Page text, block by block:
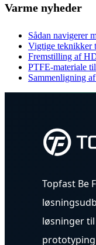
Varme nyheder
Sådan navigerer
Vigtige teknikker
Fremstilling af
PTFE-materiale
Sammenligning
Topfast Be
løsninger